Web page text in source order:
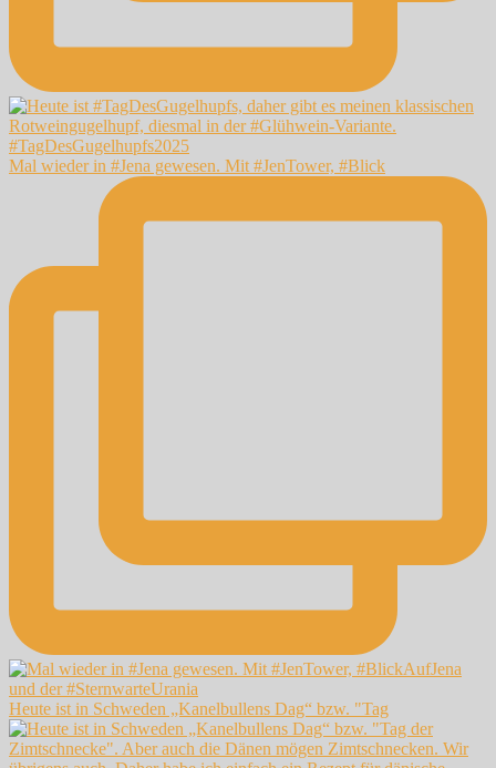
Mal wieder in #Jena gewesen. Mit #JenTower, #Blick
Heute ist in Schweden „Kanelbullens Dag“ bzw. "Tag